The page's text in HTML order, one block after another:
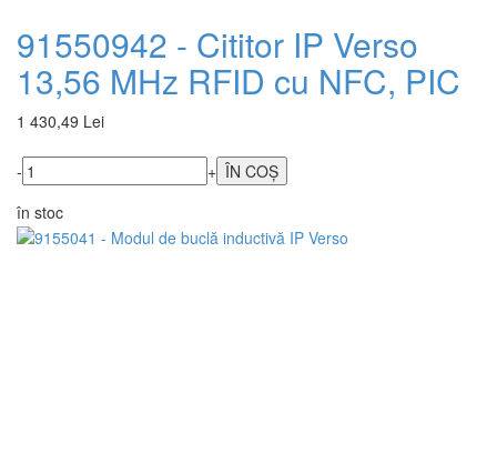
91550942 - Cititor IP Verso
13,56 MHz RFID cu NFC, PIC
1 430,49 Lei
-
+
în stoc